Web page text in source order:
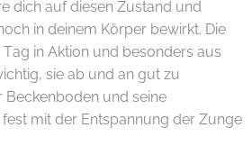
dich auf diesen Zustand und
in deinem Körper bewirkt. Die
in Aktion und besonders aus
sie ab und an gut zu
Beckenboden und seine
mit der Entspannung der Zunge